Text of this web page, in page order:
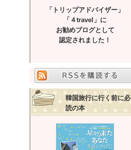
「トリップアドバイザー」
「４travel」に
お勧めブログとして
認定されました！
韓国旅行に行く前に必
読の本